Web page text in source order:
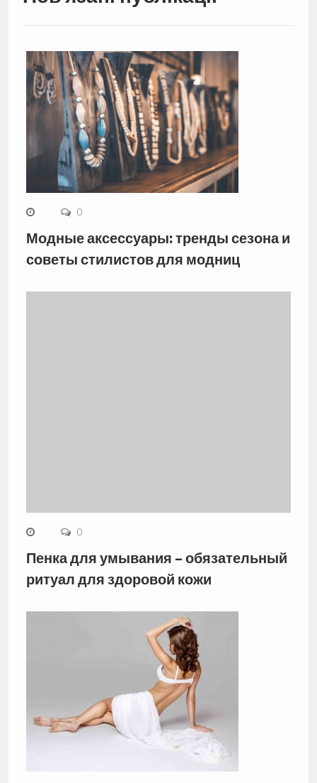
0
Модные аксессуары: тренды сезона и
советы стилистов для модниц
0
Пенка для умывания – обязательный
ритуал для здоровой кожи